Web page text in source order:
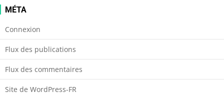
MÉTA
Connexion
Flux des publications
Flux des commentaires
Site de WordPress-FR